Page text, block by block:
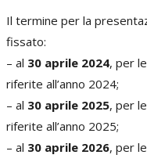
Il termine per la
fissato:
– al 30 aprile 2024, per
riferite all’anno 2024;
– al 30 aprile 2025, per
riferite all’anno 2025;
– al 30 aprile 2026, per